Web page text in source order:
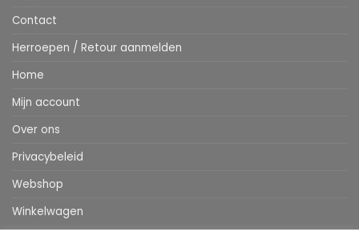
Contact
Herroepen / Retour aanmelden
Home
Mijn account
Over ons
Privacybeleid
Webshop
Winkelwagen